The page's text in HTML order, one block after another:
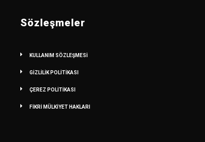
Sözleşmeler
KULLANIM SÖZLEŞMESİ
GİZLİLİK POLİTİKASI
ÇEREZ POLİTİKASI
FİKRİ MÜLKİYET HAKLARI